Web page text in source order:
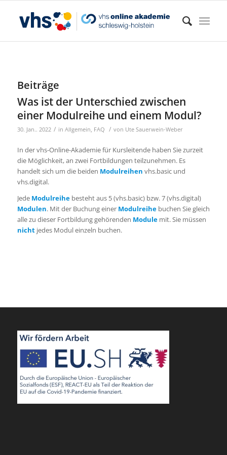
Beiträge
Was ist der Unterschied zwischen
einer Modulreihe und einem Modul?
30. Jan.. 2022 / in Allgemein, FAQ / von Ute Sauerwein-Weber
In der vhs-Online-Akademie für Kursleitende haben Sie zurzeit
die Möglichkeit, an zwei Fortbildungen teilzunehmen. Es
handelt sich um die beiden Modulreihen vhs.basic und
vhs.digital.
Jede Modulreihebesteht aus 5 (vhs.basic) bzw. 7 (vhs.digital)
Modulen. Mit der Buchung einer Modulreihebuchen Sie gleich
alle zu dieser Fortbildung gehörenden Module mit. Sie müssen
nichtjedes Modul einzeln buchen.